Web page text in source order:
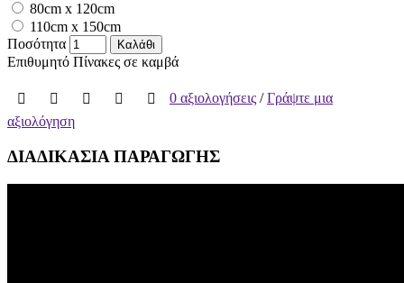
80cm x 120cm
110cm x 150cm
Ποσότητα
Καλάθι
Επιθυμητό Πίνακες σε καμβά
0 αξιολογήσεις /Γράψτε μια
αξιολόγηση
ΔΙΑΔΙΚΑΣΙΑ ΠΑΡΑΓΩΓΗΣ